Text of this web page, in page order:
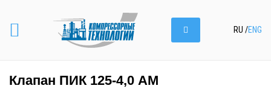
RU /ENG
Клапан ПИК 125-4,0 АМ